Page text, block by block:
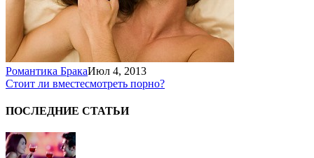
Романтика БракаИюл 4, 2013
Стоит ли вместесмотреть порно?
ПОСЛЕДНИЕ СТАТЬИ